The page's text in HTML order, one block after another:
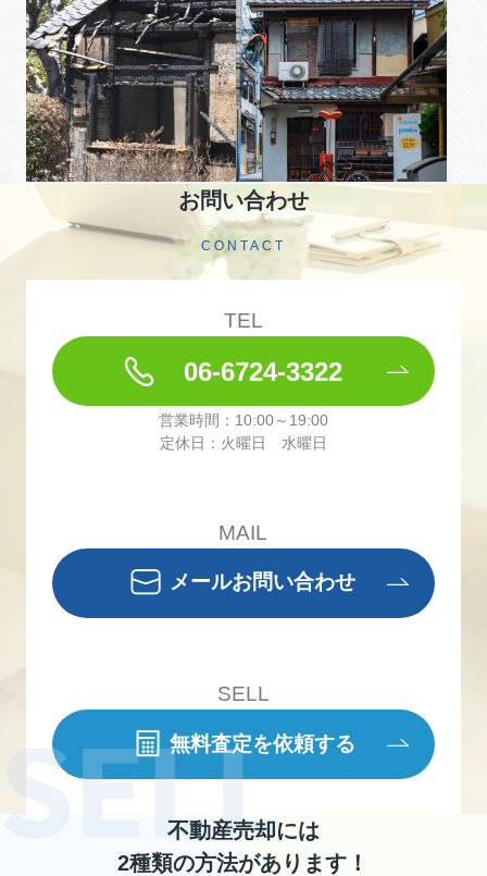
お問い合わせ
CONTACT
TEL
06-6724-3322
営業時間：10:00～19:00
定休日：火曜日 水曜日
MAIL
メールお問い合わせ
SELL
無料査定を依頼する
不動産売却には
2種類の方法があります！